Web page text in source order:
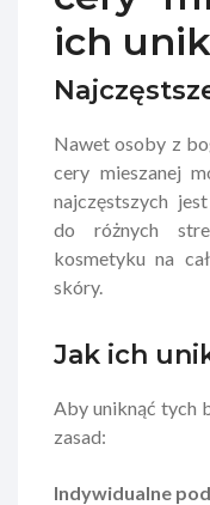
ich
Nawet osoby z
cery mieszanej
najczęstszych jest
do różnych
kosmetyku na
skóry.
Jak ich
Aby uniknąć tych
zasad:
Indywidualne